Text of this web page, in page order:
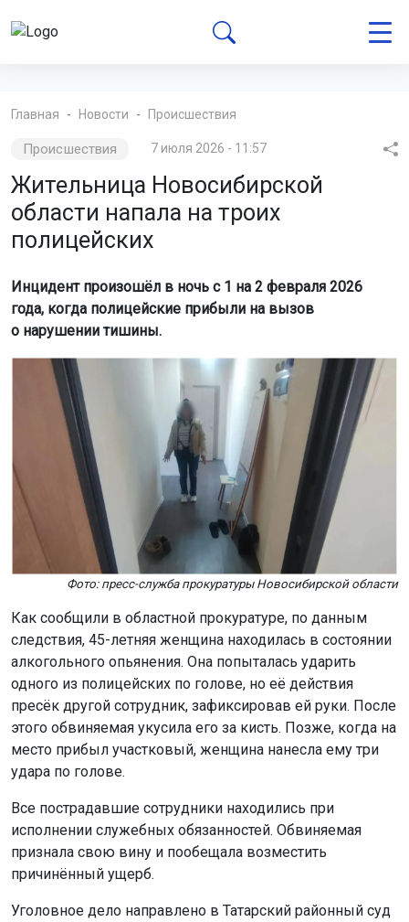
Главная Новости Происшествия
Происшествия 7 июля 2026 - 11:57
Жительница Новосибирской
области напала на троих
полицейских
Инцидент произошёл в ночь с 1 на 2 февраля 2026
года, когда полицейские прибыли на вызов
о нарушении тишины.
Фото: пресс-служба прокуратуры Новосибирской области
Как сообщили в областной прокуратуре, по данным
следствия, 45-летняя женщина находилась в состоянии
алкогольного опьянения. Она попыталась ударить
одного из полицейских по голове, но её действия
пресёк другой сотрудник, зафиксировав ей руки. После
этого обвиняемая укусила его за кисть. Позже, когда на
место прибыл участковый, женщина нанесла ему три
удара по голове.
Все пострадавшие сотрудники находились при
исполнении служебных обязанностей. Обвиняемая
признала свою вину и пообещала возместить
причинённый ущерб.
Уголовное дело направлено в Татарский районный суд